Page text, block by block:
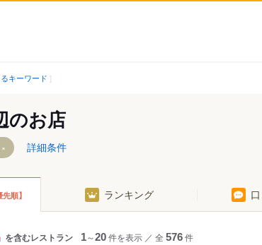
キーワード
のお店
詳細条件
順】 ランキング
」を含むレストラン 1～20件を表示 ／ 全 576件